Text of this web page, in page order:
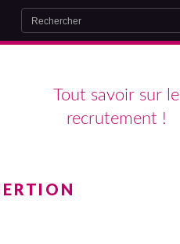
Tout savoir sur le
recrutement !